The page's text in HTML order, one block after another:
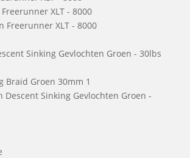
Freerunner XLT - 8000
est :
Sinking Gevlochten Groen - 30lbs
Descent Sinking Gevlochten Groen -